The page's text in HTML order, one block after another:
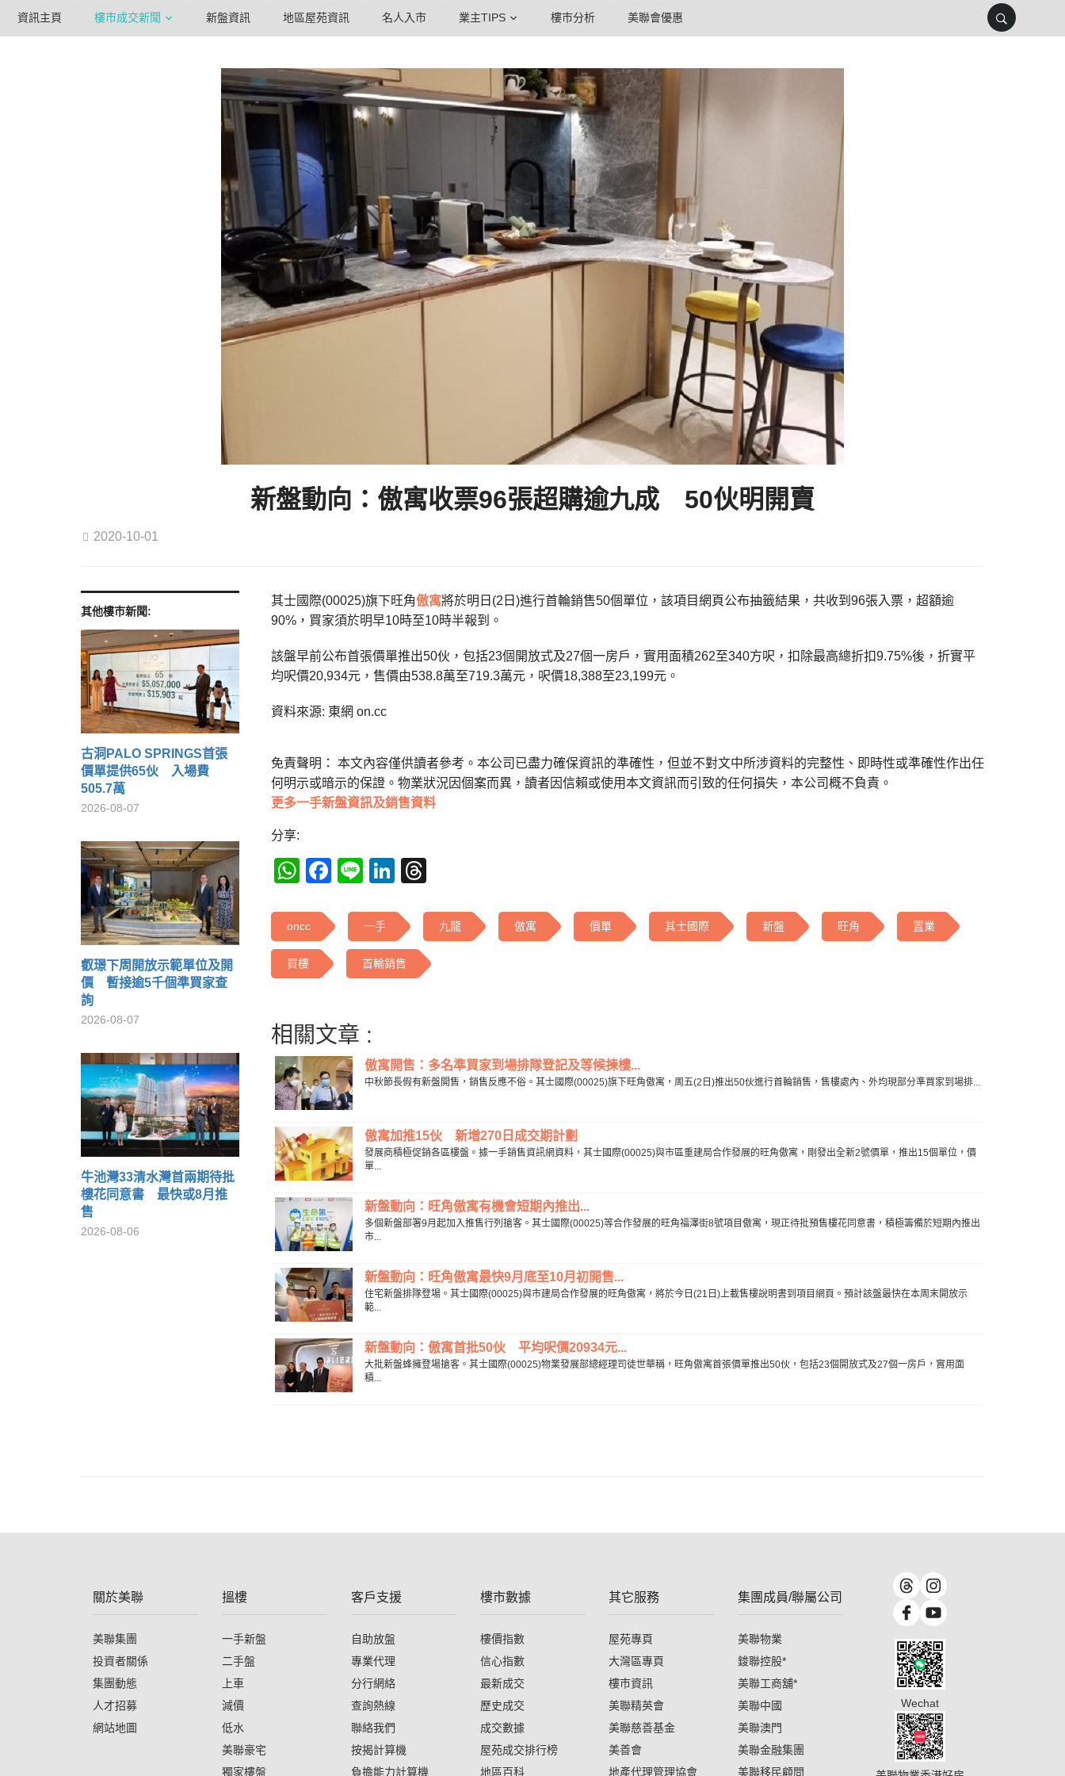
資訊主頁 樓市成交新聞 新盤資訊 地區屋苑資訊 名人入市 業主TIPS 樓市分析 美聯會優惠
新盤動向：傲寓收票96張超購逾九成 50伙明開賣
2020-10-01
其他樓巿新聞:
古洞PALO SPRINGS首張
價單提供65伙 入場費
505.7萬
2026-08-07
叡璟下周開放示範單位及開
價 暫接逾5千個準買家查
詢
2026-08-07
牛池灣33清水灣首兩期待批
樓花同意書 最快或8月推
售
2026-08-06
其士國際(00025)旗下旺角傲寓將於明日(2日)進行首輪銷售50個單位，該項目網頁公布抽籤結果，共收到96張入票，超額逾
90%，買家須於明早10時至10時半報到。
該盤早前公布首張價單推出50伙，包括23個開放式及27個一房戶，實用面積262至340方呎，扣除最高總折扣9.75%後，折實平
均呎價20,934元，售價由538.8萬至719.3萬元，呎價18,388至23,199元。
資料來源: 東網 on.cc
免責聲明： 本文內容僅供讀者參考。本公司已盡力確保資訊的準確性，但並不對文中所涉資料的完整性、即時性或準確性作出任
何明示或暗示的保證。物業狀況因個案而異，讀者因信賴或使用本文資訊而引致的任何損失，本公司概不負責。
更多一手新盤資訊及銷售資料
分享:
WhatsApp
Facebook
LineLinkedIn
oncc 一手 九龍 傲寓 價單 其士國際 新盤 旺角 置業
買樓 首輪銷售
相關文章 :
傲寓開售：多名準買家到場排隊登記及等候揀樓...
中秋節長假有新盤開售，銷售反應不俗。其士國際(00025)旗下旺角傲寓，周五(2日)推出50伙進行首輪銷售，售樓處內、外均現部分準買家到場排...
傲寓加推15伙 新增270日成交期計劃
發展商積極促銷各區樓盤。據一手銷售資訊網資料，其士國際(00025)與市區重建局合作發展的旺角傲寓，剛發出全新2號價單，推出15個單位，價
單...
新盤動向：旺角傲寓有機會短期內推出...
多個新盤部署9月起加入推售行列搶客。其士國際(00025)等合作發展的旺角福澤街8號項目傲寓，現正待批預售樓花同意書，積極籌備於短期內推出
市...
新盤動向：旺角傲寓最快9月底至10月初開售...
住宅新盤排隊登場。其士國際(00025)與市建局合作發展的旺角傲寓，將於今日(21日)上載售樓說明書到項目網頁。預計該盤最快在本周末開放示
範...
新盤動向：傲寓首批50伙 平均呎價20934元...
大批新盤蜂擁登場搶客。其士國際(00025)物業發展部總經理司徒世華稱，旺角傲寓首張價單推出50伙，包括23個開放式及27個一房戶，實用面
積...
關於美聯
美聯集團
投資者關係
集團動態
人才招募
網站地圖
搵樓
一手新盤
二手盤
上車
減價
低水
美聯豪宅
獨家樓盤
客戶支援
自助放盤
專業代理
分行網絡
查詢熱線
聯絡我們
按揭計算機
負擔能力計算機
樓市數據
樓價指數
信心指數
最新成交
歷史成交
成交數據
屋苑成交排行榜
地區百科
其它服務
屋苑專頁
大灣區專頁
樓市資訊
美聯精英會
美聯慈善基金
美善會
地產代理管理協會
集團成員/聯屬公司
美聯物業
鋑聯控股*
美聯工商舖*
美聯中國
美聯澳門
美聯金融集團
美聯移民顧問
Wechat